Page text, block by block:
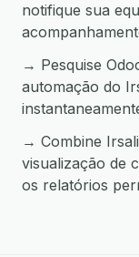
notifique sua
→ Pesquise
automação do
→ Combine
visualização de
os relatórios